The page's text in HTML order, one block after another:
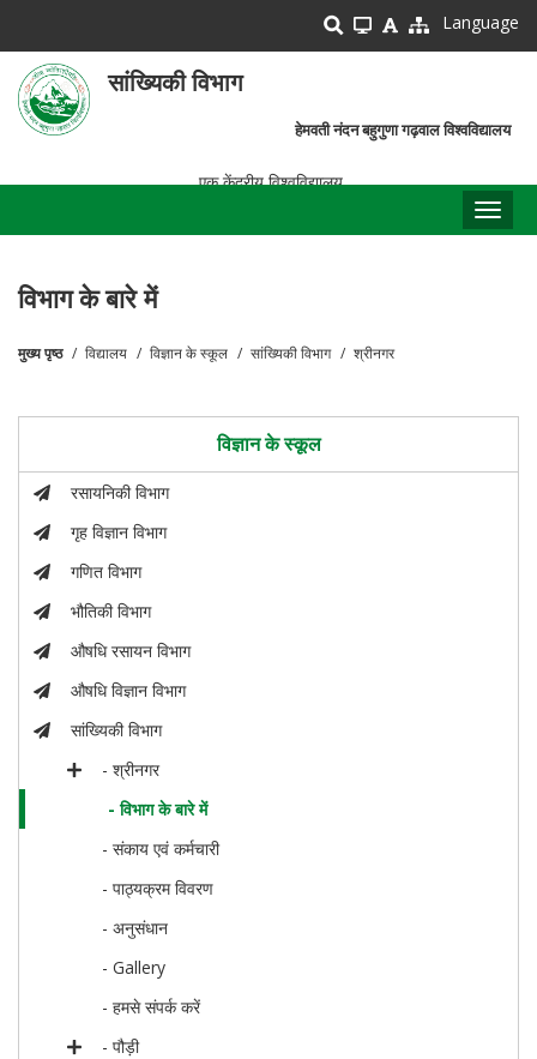
main
content
Language
सांख्यिकी विभाग
हेमवती नंदन बहुगुणा गढ़वाल विश्वविद्यालय
एक केंद्रीय विश्वविद्यालय
विभाग के बारे में
मुख्य पृष्ठ विद्यालय विज्ञान के स्कूल सांख्यिकी विभाग श्रीनगर
विज्ञान के स्कूल
रसायनिकी विभाग
गृह विज्ञान विभाग
गणित विभाग
भौतिकी विभाग
औषधि रसायन विभाग
औषधि विज्ञान विभाग
सांख्यिकी विभाग
- श्रीनगर
- विभाग के बारे में
- संकाय एवं कर्मचारी
- पाठ्यक्रम विवरण
- अनुसंधान
- Gallery
- हमसे संपर्क करें
- पौड़ी